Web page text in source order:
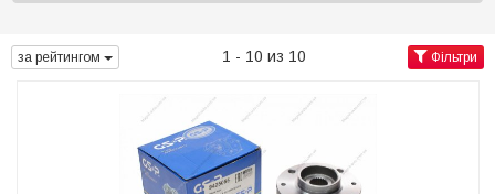
за рейтингом 1 - 10 из 10 Фільтри